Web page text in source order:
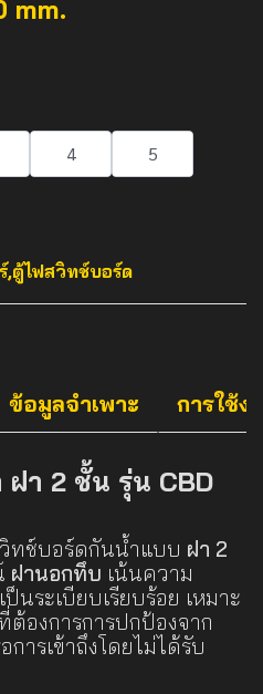
mm.
4
5
,ตู้ไฟสวิทช์บอร์ด
ข้อมูลจำเพาะ การใช้ง
า 2 ชั้น รุ่น CBD
ทช์บอร์ดกันน้ำแบบ ฝา 2
ฝานอกทึบ เน้นความ
ระเบียบเรียบร้อย เหมาะ
องการการปกป้องจาก
ารเข้าถึงโดยไม่ได้รับ